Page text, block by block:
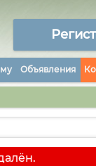
Объявления